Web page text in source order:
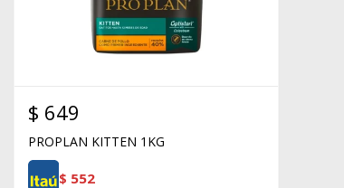
$ 649
PROPLAN KITTEN 1KG
$ 552